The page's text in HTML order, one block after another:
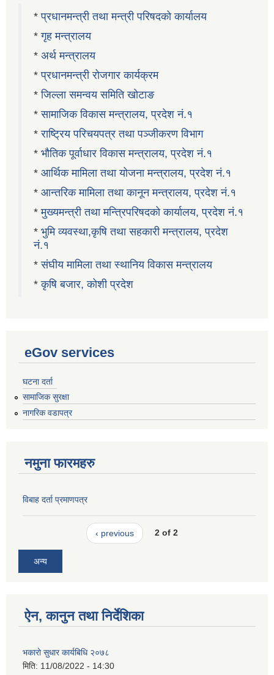
*प्रधानमन्त्री तथा मन्त्री परिषदको कार्यालय
*गृह मन्त्रालय
* अर्थ मन्त्रालय
*प्रधानमन्त्री रोजगार कार्यक्रम
*जिल्ला समन्वय समिति खोटाङ
*सामाजिक विकास मन्त्रालय, प्रदेश नं.१
*राष्ट्रिय परिचयपत्र तथा पञ्जीकरण विभाग
* भौतिक पूर्वाधार विकास मन्त्रालय, प्रदेश नं.१
* आर्थिक मामिला तथा योजना मन्त्रालय, प्रदेश नं.१
* आन्तरिक मामिला तथा कानून मन्त्रालय, प्रदेश नं.१
*मुख्यमन्त्री तथा मन्त्रिपरिषदको कार्यालय, प्रदेश नं.१
* भुमि व्यवस्था,कृषि तथा सहकारी मन्त्रालय, प्रदेश
नं.१
*संघीय मामिला तथा स्थानिय विकास मन्त्रालय
*कृषि बजार, कोशी प्रदेश
eGov services
घटना दर्ता
सामाजिक सुरक्षा
नागरिक वडापत्र
नमुना फारमहरु
विबाह दर्ता प्रमाणपत्र
‹ previous 2 of 2
अन्य
ऐन, कानुन तथा निर्देशिका
भकारो सुधार कार्यबिधि २०७८
मिति: 11/08/2022 - 14:30